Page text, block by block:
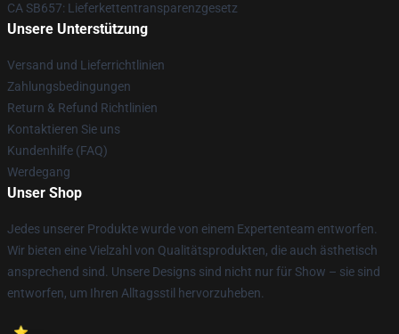
CA SB657: Lieferkettentransparenzgesetz
Unsere Unterstützung
Versand und Lieferrichtlinien
Zahlungsbedingungen
Return & Refund Richtlinien
Kontaktieren Sie uns
Kundenhilfe (FAQ)
Werdegang
Unser Shop
Jedes unserer Produkte wurde von einem Expertenteam entworfen.
Wir bieten eine Vielzahl von Qualitätsprodukten, die auch ästhetisch
ansprechend sind. Unsere Designs sind nicht nur für Show – sie sind
entworfen, um Ihren Alltagsstil hervorzuheben.